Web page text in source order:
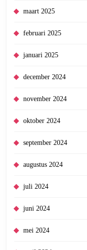
maart 2025
februari 2025
januari 2025
december 2024
november 2024
oktober 2024
september 2024
augustus 2024
juli 2024
juni 2024
mei 2024